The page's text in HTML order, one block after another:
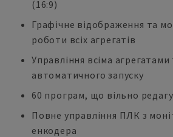
(16:9)
Графічне відображення та
роботи всіх агрегатів
Управління всіма
автоматичного запуску
60 програм, що вільно
Повне управління ПЛК з
енкодера